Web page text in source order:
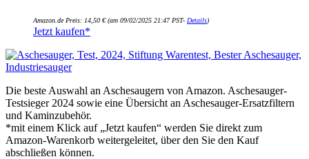
Amazon.de Preis: 14,50 €(am 09/02/2025 21:47 PST- Details)
Jetzt kaufen*
Die beste Auswahl an Aschesaugern von Amazon. Aschesauger-
Testsieger 2024 sowie eine Übersicht an Aschesauger-Ersatzfiltern
und Kaminzubehör.
*mit einem Klick auf „Jetzt kaufen“ werden Sie direkt zum
Amazon-Warenkorb weitergeleitet, über den Sie den Kauf
abschließen können.